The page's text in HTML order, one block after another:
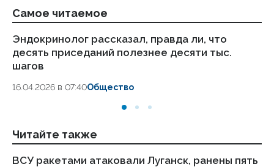
Самое читаемое
Эндокринолог рассказал, правда ли, что
десять приседаний полезнее десяти тыс.
шагов
16.04.2026 в 07:40Общество
Читайте также
ВСУ ракетами атаковали Луганск, ранены пять